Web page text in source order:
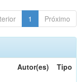
1 Próximo
Autor(es) Tipo